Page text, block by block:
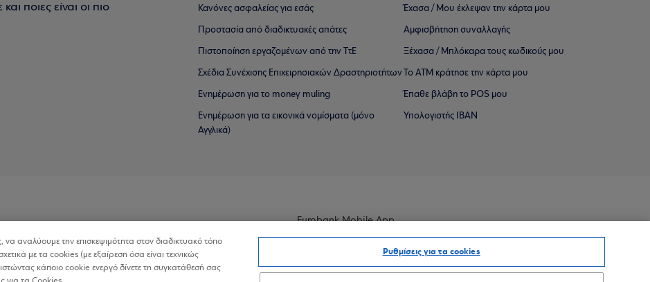
ποιες είναι οι πιο
Κανόνες ασφαλείας για εσάς
Προστασία από διαδικτυακές απάτες
Πιστοποίηση εργαζομένων από την ΤτΕ
Σχέδια Συνέχισης Επιχειρησιακών ∆ραστηριοτήτων
Ενημέρωση για το money muling
Ενημέρωση για τα εικονικά νομίσματα (μόνο
Αγγλικά)
Έχασα / Μου έκλεψαν την κάρτα μου
Αμφισβήτηση συναλλαγής
Ξέχασα / Μπλόκαρα τους κωδικούς μου
Το ΑΤΜ κράτησε την κάρτα μου
Έπαθε βλάβη το POS μου
Υπολογιστής IBAN
Eurobank Mobile App
αναλύουμε την επισκεψιμότητα στον διαδικτυακό τόπο
με τα cookies (με εξαίρεση όσα είναι τεχνικώς
κάποιο cookie ενεργό δίνετε τη συγκατάθεσή σας
Ρυθμίσεις για τα cookies